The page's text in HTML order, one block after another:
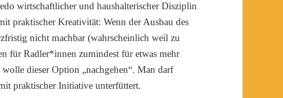
wirtschaftlicher und haushalterischer Disziplin
praktischer Kreativität: Wenn der Ausbau des
nicht machbar (wahrscheinlich weil zu
für Radler*innen zumindest für etwas mehr
dieser Option „nachgehen“. Man darf
praktischer Initiative unterfüttert.